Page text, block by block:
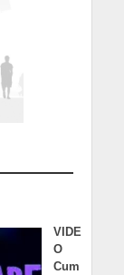
VIDE
O
Cum